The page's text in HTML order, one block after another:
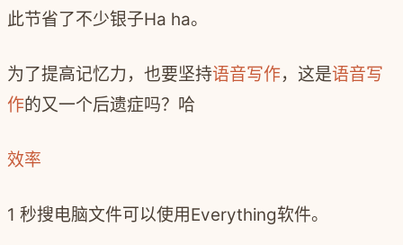
此节省了不少银子Ha ha。
为了提高记忆力，也要坚持语音写作，这是语音写
作的又一个后遗症吗？哈
效率
1 秒搜电脑文件可以使用Everything软件。